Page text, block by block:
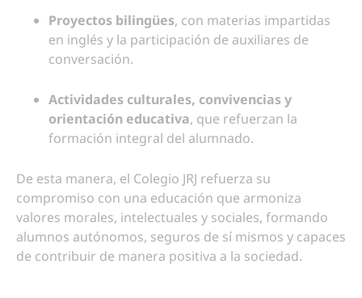
Proyectos bilingües, con materias impartidas
en inglés y la participación de auxiliares de
conversación.
Actividades culturales, convivencias y
orientación educativa, que refuerzan la
formación integral del alumnado.
De esta manera, el Colegio JRJ refuerza su
compromiso con una educación que armoniza
valores morales, intelectuales y sociales, formando
alumnos autónomos, seguros de sí mismos y capaces
de contribuir de manera positiva a la sociedad.